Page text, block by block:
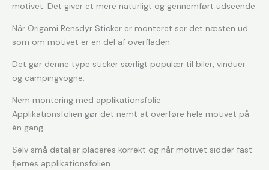
motivet. Det giver et mere naturligt og gennemført udseende.
Når Origami Rensdyr Sticker er monteret ser det næsten ud
som om motivet er en del af overfladen.
Det gør denne type sticker særligt populær til biler, vinduer
og campingvogne.
Nem montering med applikationsfolie
Applikationsfolien gør det nemt at overføre hele motivet på
én gang.
Selv små detaljer placeres korrekt og når motivet sidder fast
fjernes applikationsfolien.